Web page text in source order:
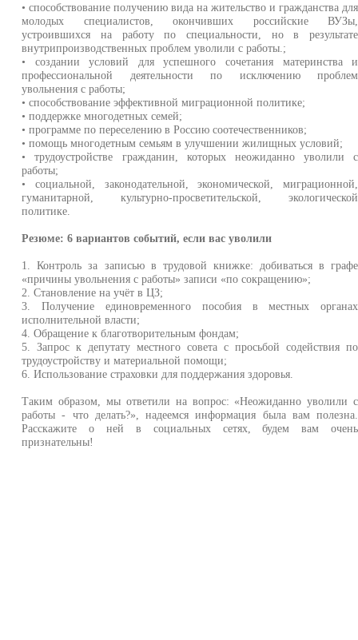
• способствование получению вида на жительство и гражданства для
молодых специалистов, окончивших российские ВУЗы,
устроившихся на работу по специальности, но в результате
внутрипроизводственных проблем уволили с работы.;
• создании условий для успешного сочетания материнства и
профессиональной деятельности по исключению проблем
увольнения с работы;
• способствование эффективной миграционной политике;
• поддержке многодетных семей;
• программе по переселению в Россию соотечественников;
• помощь многодетным семьям в улучшении жилищных условий;
• трудоустройстве гражданин, которых неожиданно уволили с
работы;
• социальной, законодательной, экономической, миграционной,
гуманитарной, культурно-просветительской, экологической
политике.
Резюме: 6 вариантов событий, если вас уволили
1. Контроль за записью в трудовой книжке: добиваться в графе
«причины увольнения с работы» записи «по сокращению»;
2. Становление на учёт в ЦЗ;
3. Получение единовременного пособия в местных органах
исполнительной власти;
4. Обращение к благотворительным фондам;
5. Запрос к депутату местного совета с просьбой содействия по
трудоустройству и материальной помощи;
6. Использование страховки для поддержания здоровья.
Таким образом, мы ответили на вопрос: «Неожиданно уволили с
работы - что делать?», надеемся информация была вам полезна.
Расскажите о ней в социальных сетях, будем вам очень
признательны!